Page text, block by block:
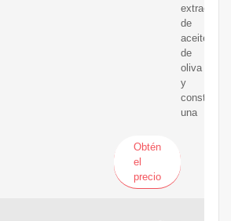
extracción
de
aceite
de
oliva
y
constituye
una
Obtén
el
precio